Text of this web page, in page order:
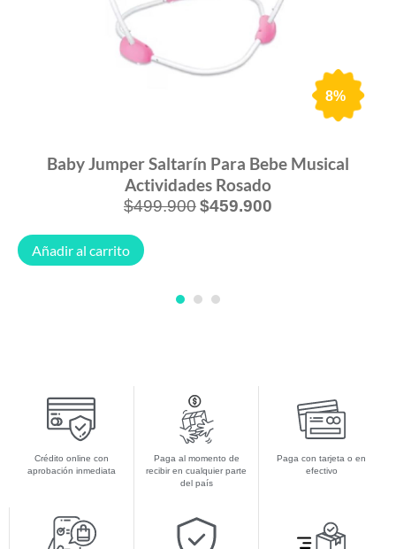
8%
Baby Jumper Saltarín Para Bebe Musical
Actividades Rosado
$499.900$459.900
Añadir al carrito
Crédito online con
aprobación inmediata
Paga al momento de
recibir en cualquier parte
del país
Paga con tarjeta o en
efectivo